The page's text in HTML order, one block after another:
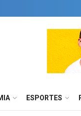
ESPORTES